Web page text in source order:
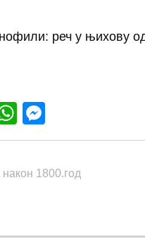
реч у њихову
WhatsApp
након 1800.год